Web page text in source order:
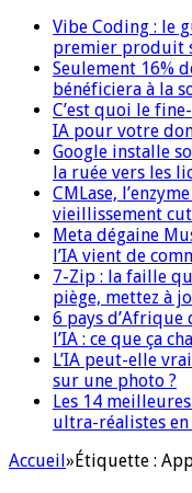
Vibe Coding : le
premier produit
Seulement 16%
bénéficiera à la
C’est quoi le
IA pour votre
Google installe
la ruée vers les
CMLase,
vieillissement
Meta dégaine
l’IA vient de
7-Zip : la faille
piège, mettez à
6 pays d’Afrique
l’IA : ce que ça
L’IA peut-elle
sur une photo ?
Les 14
ultra-réalistes
Accueil»Étiquette :